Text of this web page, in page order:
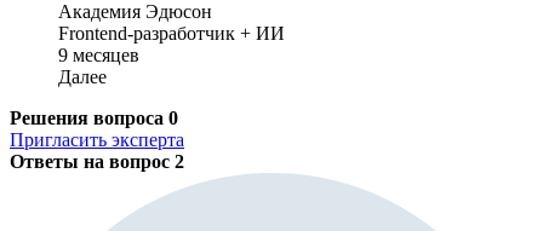
Академия Эдюсон
Frontend-разработчик + ИИ
9 месяцев
Далее
Решения вопроса 0
Пригласить эксперта
Ответы на вопрос 2